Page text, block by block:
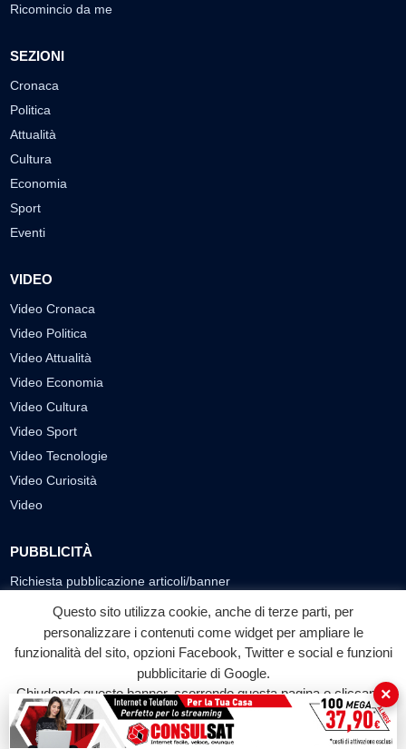
Ricomincio da me
SEZIONI
Cronaca
Politica
Attualità
Cultura
Economia
Sport
Eventi
VIDEO
Video Cronaca
Video Politica
Video Attualità
Video Economia
Video Cultura
Video Sport
Video Tecnologie
Video Curiosità
Video
PUBBLICITÀ
Richiesta pubblicazione articoli/banner
SEGUICI SUI SOCIAL
f
Facebook
◎ ▶
YouTube
© 2026 LABTV - Tutti i diritti riservati
Questo sito utilizza cookie, anche di terze parti, per
personalizzare i contenuti come widget per ampliare le
funzionalità del sito, opzioni Facebook, Twitter e social e funzioni
pubblicitarie di Google.
Chiudendo questo banner, scorrendo questa pagina o cliccando
su qualunque suo elemento acconsenti all'uso dei cookie.
Accetta
×